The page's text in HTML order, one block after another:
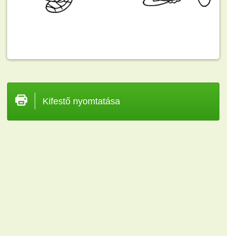
Kifestő nyomtatása